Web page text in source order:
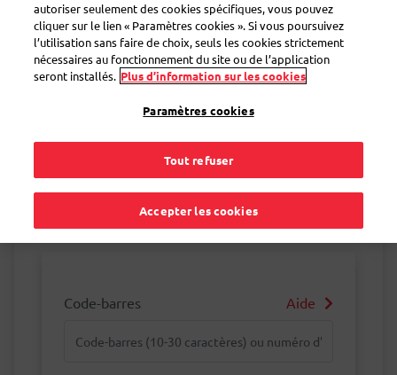
À quoi sert le code-
barres ?
Le code-barres, présent sur tous les envois recommandés,
distribution. Vous pouvez suivre vos recommandés via le
Track & Trace et dans l'app My bpost.
Code-barres
Aide
autoriser seulement des cookies spécifiques, vous pouvez
cliquer sur le lien « Paramètres cookies ». Si vous poursuivez
l’utilisation sans faire de choix, seuls les cookies strictement
nécessaires au fonctionnement du site ou de l’application
seront installés. Plus d’information sur les cookies
Paramètres cookies
Tout refuser
Accepter les cookies